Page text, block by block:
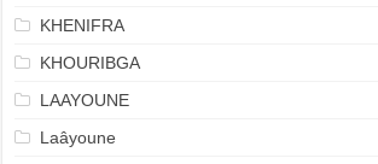
KHENIFRA
KHOURIBGA
LAAYOUNE
Laâyoune